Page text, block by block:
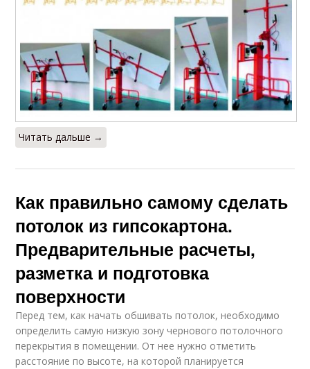
Читать дальше →
Как правильно самому сделать
потолок из гипсокартона.
Предварительные расчеты,
разметка и подготовка
поверхности
Перед тем, как начать обшивать потолок, необходимо
определить самую низкую зону чернового потолочного
перекрытия в помещении. От нее нужно отметить
расстояние по высоте, на которой планируется